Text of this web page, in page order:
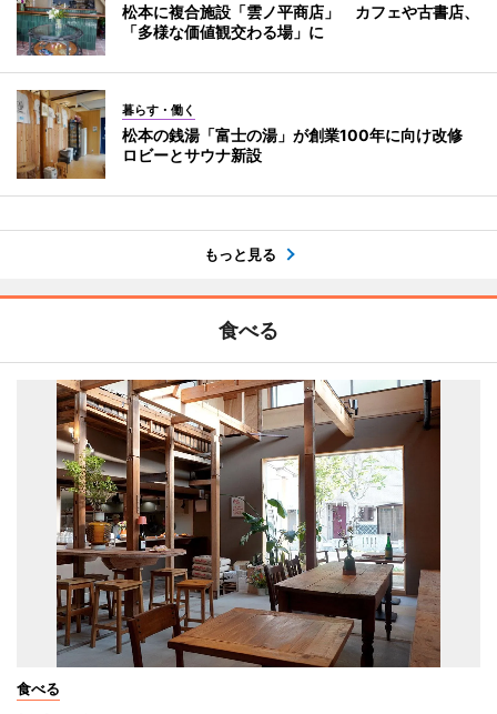
松本に複合施設「雲ノ平商店」 カフェや古書店、
「多様な価値観交わる場」に
暮らす・働く
松本の銭湯「富士の湯」が創業100年に向け改修
ロビーとサウナ新設
もっと見る
食べる
食べる